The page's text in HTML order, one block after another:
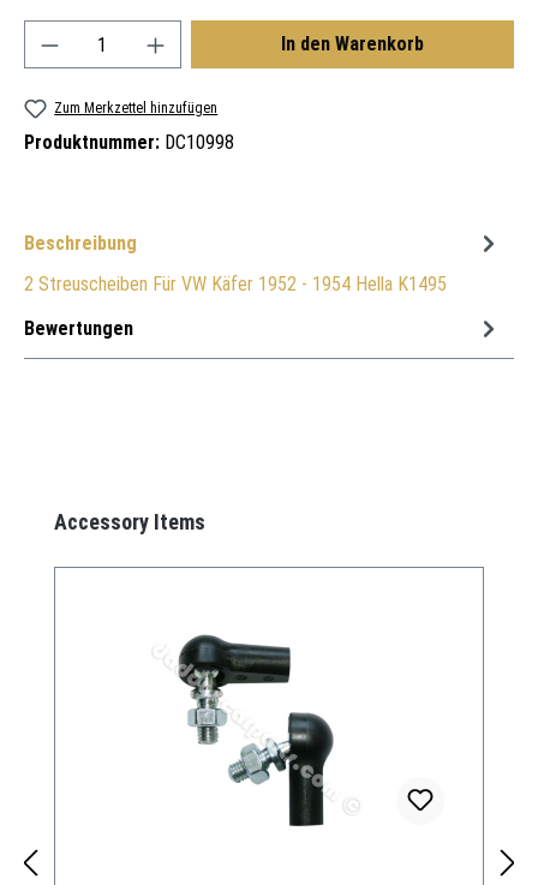
Produkt Anzahl: Gib den gewünschten Wert ein
In den Warenkorb
Zum Merkzettel hinzufügen
Produktnummer: DC10998
Beschreibung
2 Streuscheiben Für VW Käfer 1952 - 1954 Hella K1495
Bewertungen
Produktgalerie überspringen
Accessory Items